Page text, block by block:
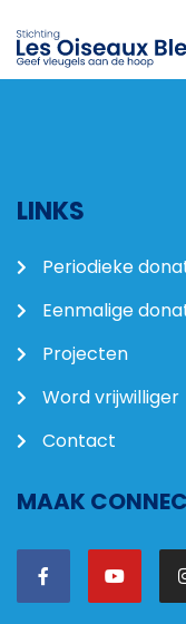
LINKS
Periodieke
Eenmalige
Projecten
Word vrijwilliger
Contact
MAAK